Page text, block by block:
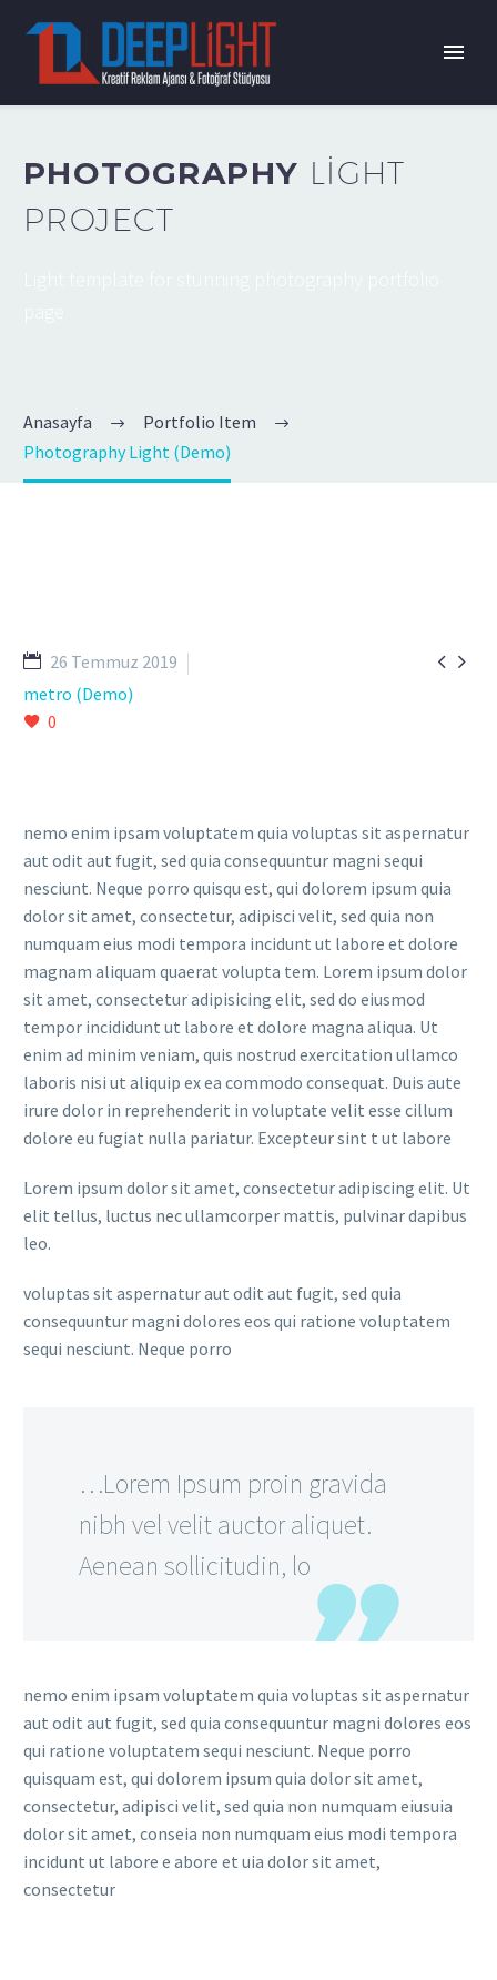
PHOTOGRAPHY LIGHT
PROJECT
Anasayfa
Portfolio Item
Photography Light (Demo)
 
26 Temmuz 2019
metro (Demo)
0
Lorem ipsum dolor sit amet, consectetur adipiscing elit. Ut
elit tellus, luctus nec ullamcorper mattis, pulvinar dapibus
leo.
voluptas sit aspernatur aut odit aut fugit, sed quia
consequuntur magni dolores eos qui ratione voluptatem
sequi nesciunt. Neque porro
…Lorem Ipsum proin gravida
nibh vel velit auctor aliquet.
Aenean sollicitudin, lo
nemo enim ipsam voluptatem quia voluptas sit aspernatur
aut odit aut fugit, sed quia consequuntur magni dolores eos
qui ratione voluptatem sequi nesciunt. Neque porro
quisquam est, qui dolorem ipsum quia dolor sit amet,
consectetur, adipisci velit, sed quia non numquam eiusuia
dolor sit amet, conseia non numquam eius modi tempora
incidunt ut labore e abore et uia dolor sit amet,
consectetur
nemo enim ipsam voluptatem quia voluptas sit aspernatur
aut odit aut fugit, sed quia consequuntur magni sequi
nesciunt. Neque porro quisqu est, qui dolorem ipsum quia
dolor sit amet, consectetur, adipisci velit, sed quia non
numquam eius modi tempora incidunt ut labore et dolore
magnam aliquam quaerat volupta tem. Lorem ipsum dolor
sit amet, consectetur adipisicing elit, sed do eiusmod
tempor incididunt ut labore et dolore magna aliqua. Ut
enim ad minim veniam, quis nostrud exercitation ullamco
laboris nisi ut aliquip ex ea commodo consequat. Duis aute
irure dolor in reprehenderit in voluptate velit esse cillum
dolore eu fugiat nulla pariatur. Excepteur sint t ut labore